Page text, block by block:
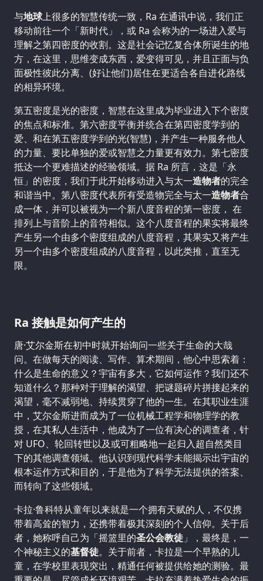
与地球上很多的智慧传统一致，Ra 在通讯中说，我们正
移动前往一个「新时代」，或 Ra 会称为的一场进入爱与
理解之第四密度的收割。这是社会记忆复合体所诞生的地
方，在这里，思维变成东西，爱变得可见，并且正面与负
面极性彼此分离、(好让他们)居住在更适合各自进化路线
的相异环境。
第五密度是光的密度，智慧在这里成为毕业进入下个密度
的焦点和标准。第六密度平衡并统合在第四密度学到的
爱、和在第五密度学到的光(智慧)，并产生一种服务他人
的力量、要比单独的爱或智慧之力量更有效力。第七密度
抵达一个更难描述的经验领域。据 Ra 所言，这是「永
恒」的密度，我们于此开始移动进入与太一造物者的完全
和谐当中。第八密度代表所有受造物完全与太一造物者合
成一体，并可以被视为一个新八度音程的第一密度， 在
排列上与音阶上的音符相似。这个八度音程的果实将最终
产生另一个由多个密度组成的八度音程，其果实又将产生
另一个由多个密度组成的八度音程，以此类推，直至无
限。
Ra 接触是如何产生的
唐·艾尔金斯在初中时就开始询问一些关于生命的大哉
问。在做每天的阅读、写作、算术期间，他心中思索着：
什么是生命的意义？宇宙有多大，它如何运作？我们还不
知道什么？那种对于理解的渴望、把谜题碎片拼接起来的
渴望，毫不减弱地、持续贯穿了他的一生。在其职业生涯
中，艾尔金斯进而成为了一位机械工程学和物理学的教
授，在其私人生活中，他成为了一位有决心的调查者，针
对 UFO、轮回转世以及或可粗略地一起归入超自然类目
下的其他调查领域。他认识到现代科学未能揭示出宇宙的
根本运作方式和目的，于是他为了科学无法提供的答案、
而转向了这些领域。
卡拉·鲁科特从童年以来就是一个拥有天赋的人，不仅携
带着高耸的智力，还携带着极其深刻的个人信仰。关于后
者，她称呼自己为「摇篮里的圣公会教徒 」，最终是，一
个神秘主义的基督徒。关于前者，卡拉是一个早熟的儿
童，在学校里表现突出，精通任何被提供给她的测验。最